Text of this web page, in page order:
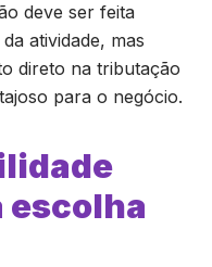
deve ser feita
atividade, mas
direto na tributação
para o negócio.
escolha